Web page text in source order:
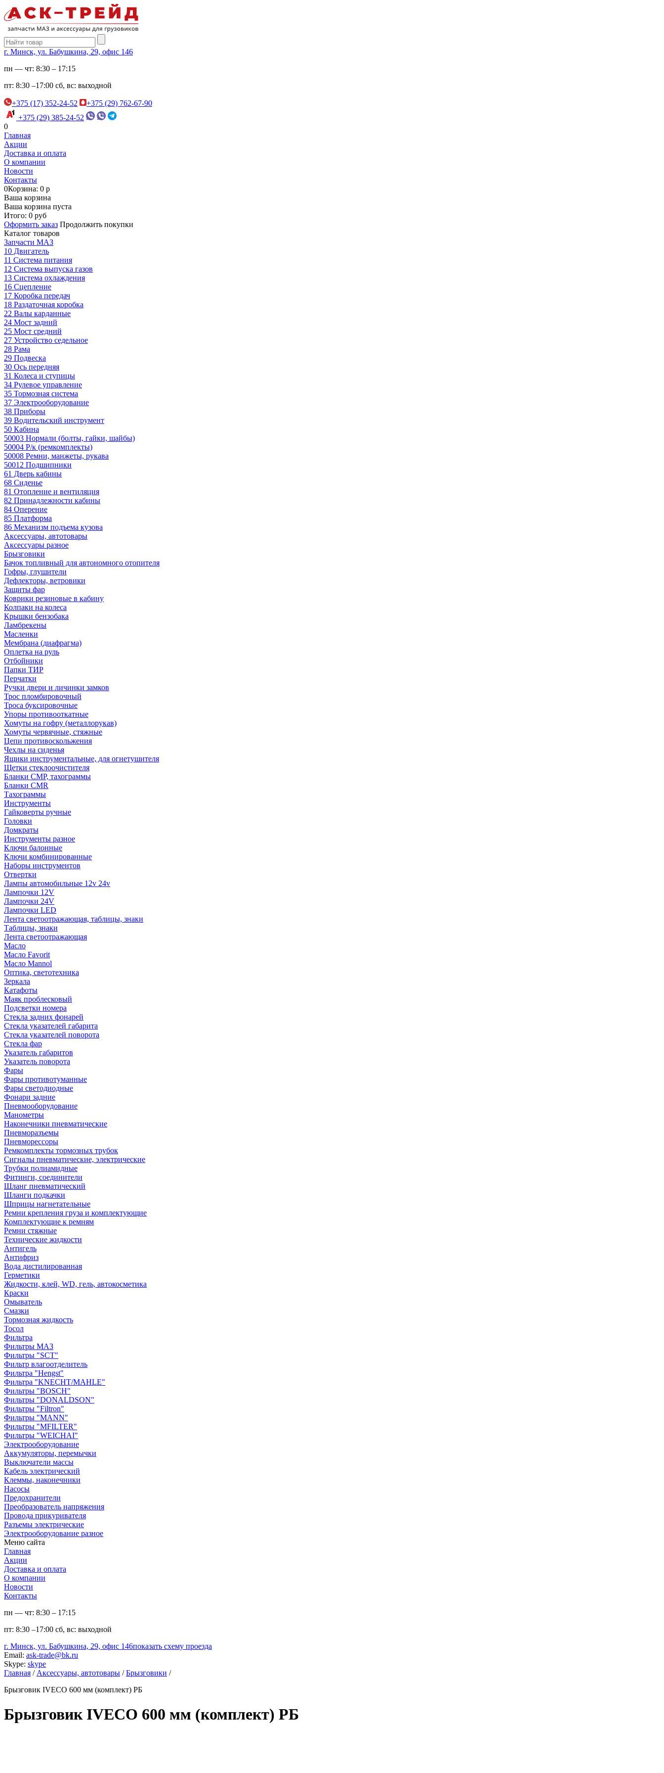
г. Минск, ул. Бабушкина, 29, офис 146
пн — чт: 8:30 – 17:15
пт: 8:30 –17:00 сб, вс: выходной
+375 (17) 352-24-52
+375 (29) 762-67-90
+375 (29) 385-24-52
0
Главная
Акции
Доставка и оплата
О компании
Новости
Контакты
0Корзина: 0 р
Ваша корзина
Ваша корзина пуста
Итого: 0 руб
Оформить заказ Продолжить покупки
Каталог товаров
Запчасти МАЗ
10 Двигатель
11 Система питания
12 Система выпуска газов
13 Система охлаждения
16 Сцепление
17 Коробка передач
18 Раздаточная коробка
22 Валы карданные
24 Мост задний
25 Мост средний
27 Устройство седельное
28 Рама
29 Подвеска
30 Ось передняя
31 Колеса и ступицы
34 Рулевое управление
35 Тормозная система
37 Электрооборудование
38 Приборы
39 Водительский инструмент
50 Кабина
50003 Нормали (болты, гайки, шайбы)
50004 Р/к (ремкомплекты)
50008 Ремни, манжеты, рукава
50012 Подшипники
61 Дверь кабины
68 Сиденье
81 Отопление и вентиляция
82 Принадлежности кабины
84 Оперение
85 Платформа
86 Механизм подъема кузова
Аксессуары, автотовары
Аксессуары разное
Брызговики
Бачок топливный для автономного отопителя
Гофры, глушители
Дефлекторы, ветровики
Защиты фар
Коврики резиновые в кабину
Колпаки на колеса
Крышки бензобака
Ламбрекены
Масленки
Мембрана (диафрагма)
Оплетка на руль
Отбойники
Папки ТИР
Перчатки
Ручки двери и личинки замков
Трос пломбировочный
Троса буксировочные
Упоры противооткатные
Хомуты на гофру (металлорукав)
Хомуты червячные, стяжные
Цепи противоскольжения
Чехлы на сиденья
Ящики инструментальные, для огнетушителя
Щетки стеклоочистителя
Бланки СМР, тахограммы
Бланки CMR
Тахограммы
Инструменты
Гайковерты ручные
Головки
Домкраты
Инструменты разное
Ключи балонные
Ключи комбинированные
Наборы инструментов
Отвертки
Лампы автомобильные 12v 24v
Лампочки 12V
Лампочки 24V
Лампочки LED
Лента светоотражающая, таблицы, знаки
Таблицы, знаки
Лента светоотражающая
Масло
Масло Favorit
Масло Mannol
Оптика, светотехника
Зеркала
Катафоты
Маяк проблесковый
Подсветки номера
Стекла задних фонарей
Стекла указателей габарита
Стекла указателей поворота
Стекла фар
Указатель габаритов
Указатель поворота
Фары
Фары противотуманные
Фары светодиодные
Фонари задние
Пневмооборудование
Манометры
Наконечники пневматические
Пневморазъемы
Пневморессоры
Ремкомплекты тормозных трубок
Сигналы пневматические, электрические
Трубки полиамидные
Фитинги, соединители
Шланг пневматический
Шланги подкачки
Шприцы нагнетательные
Ремни крепления груза и комплектующие
Комплектующие к ремням
Ремни стяжные
Технические жидкости
Антигель
Антифриз
Вода дистилированная
Герметики
Жидкости, клей, WD, гель, автокосметика
Краски
Омыватель
Смазки
Тормозная жидкость
Тосол
Фильтра
Фильтры МАЗ
Фильтры "SCT"
Фильтр влагоотделитель
Фильтра "Hengst"
Фильтра "KNECHT/MAHLE"
Фильтры "BOSCH"
Фильтры "DONALDSON"
Фильтры "Filtron"
Фильтры "MANN"
Фильтры "MFILTER"
Фильтры "WEICHAI"
Электрооборудование
Аккумуляторы, перемычки
Выключатели массы
Кабель электрический
Клеммы, наконечники
Насосы
Предохранители
Преобразователь напряжения
Провода прикуривателя
Разъемы электрические
Электрооборудование разное
Меню сайта
Главная
Акции
Доставка и оплата
О компании
Новости
Контакты
пн — чт: 8:30 – 17:15
пт: 8:30 –17:00 сб, вс: выходной
г. Минск, ул. Бабушкина, 29, офис 146показать схему проезда
Email: ask-trade@bk.ru
Skype: skype
Главная / Аксессуары, автотовары / Брызговики /
Брызговик IVECO 600 мм (комплект) РБ
Брызговик IVECO 600 мм (комплект) РБ